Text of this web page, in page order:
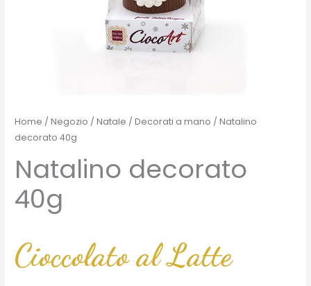
Home /Negozio /Natale /Decorati a mano / Natalino
decorato 40g
Natalino decorato
40g
Cioccolato al Latte